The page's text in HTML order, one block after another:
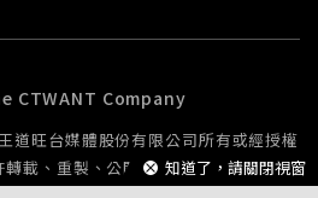
知道了，請關閉視窗
CTWANT Company
道旺台媒體股份有限公司所有或經授權
載、重製、公開播送或公開傳輸。